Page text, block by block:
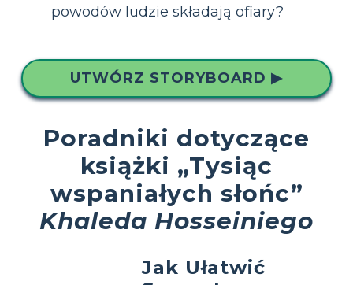
powodów ludzie składają ofiary?
UTWÓRZ STORYBOARD ▶
Poradniki dotyczące
książki „Tysiąc
wspaniałych słońc”
Khaleda Hosseiniego
Jak Ułatwić